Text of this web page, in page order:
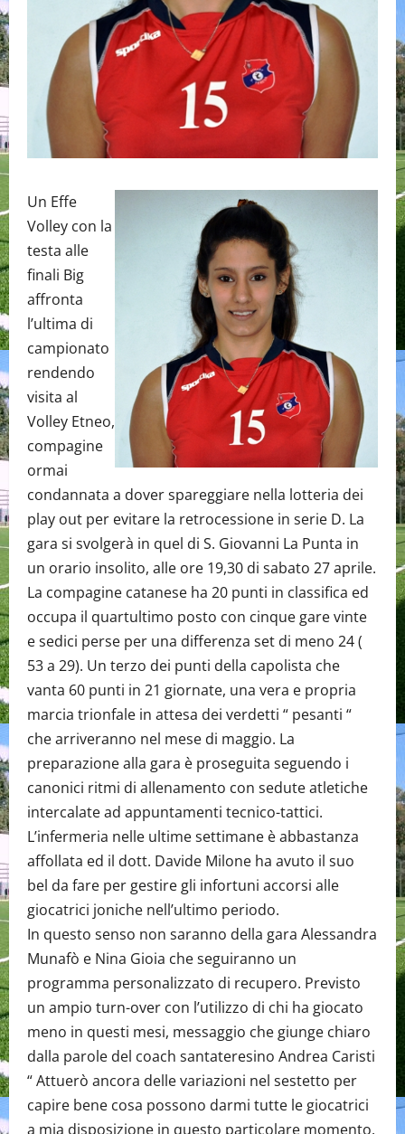
Un Effe
Volley con la
testa alle
finali Big
affronta
l’ultima di
campionato
rendendo
visita al
Volley Etneo,
compagine
ormai
condannata a dover spareggiare nella lotteria dei
play out per evitare la retrocessione in serie D. La
gara si svolgerà in quel di S. Giovanni La Punta in
un orario insolito, alle ore 19,30 di sabato 27 aprile.
La compagine catanese ha 20 punti in classifica ed
occupa il quartultimo posto con cinque gare vinte
e sedici perse per una differenza set di meno 24 (
53 a 29). Un terzo dei punti della capolista che
vanta 60 punti in 21 giornate, una vera e propria
marcia trionfale in attesa dei verdetti “ pesanti “
che arriveranno nel mese di maggio. La
preparazione alla gara è proseguita seguendo i
canonici ritmi di allenamento con sedute atletiche
intercalate ad appuntamenti tecnico-tattici.
L’infermeria nelle ultime settimane è abbastanza
affollata ed il dott. Davide Milone ha avuto il suo
bel da fare per gestire gli infortuni accorsi alle
giocatrici joniche nell’ultimo periodo.
In questo senso non saranno della gara Alessandra
Munafò e Nina Gioia che seguiranno un
programma personalizzato di recupero. Previsto
un ampio turn-over con l’utilizzo di chi ha giocato
meno in questi mesi, messaggio che giunge chiaro
dalla parole del coach santateresino Andrea Caristi
“ Attuerò ancora delle variazioni nel sestetto per
capire bene cosa possono darmi tutte le giocatrici
a mia disposizione in questo particolare momento.